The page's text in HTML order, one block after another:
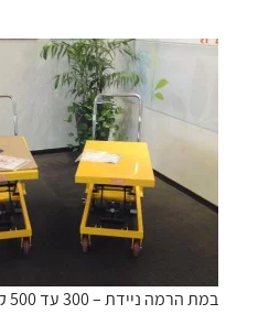
במת הרמה ניידת – 300 עד 500 קג S100 1